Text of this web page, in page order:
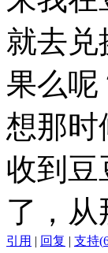
就去兑
果么呢
想那时
收到豆
了，
引用 | 回复 | 支持(